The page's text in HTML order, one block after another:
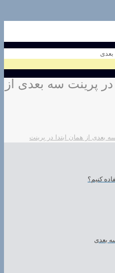
پرینت سه بعدی از
بعدی از همان ابتدا در پرینت
کنیم؟
بعدی